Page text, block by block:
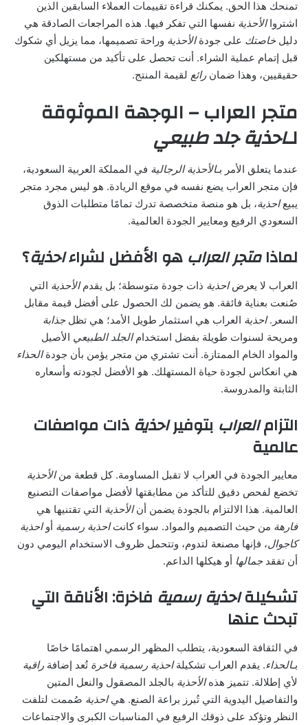
تمنحك هذا الحق. يمكنك قراءة تقييمات العملاء السابقين الذين
اشترواالأحذية نفسها التي تفكر فيها. هذه المراجعات الصادقة هي
دليلخاصتك على جودةالأحذية وراحة تصميمها، مما يزيل أي شكوك
قبل إتمام عملية الشراء. أنت تحصل على تأكيد من مستهلكين
حقيقيين، وهذا ضمان رائع لقيمة المنتج.
متجر العراب – الوجهة الموثوقة
لـاحذية جلد طبيعي
عندما يتعلق الأمر بـالأحذية الرجالية في المملكة العربية السعودية،
فإن متجر العراب يضع نفسه في موقع الريادة. هو ليس مجرد متجر
يبيعاحذية، بل هو منصة متخصصة تدرك تمامًا متطلبات الذوق
السعودي الرفيع ومعايير الجودة العالمية.
لماذامتجر العرابهو الأفضل لشراءاحذية؟
العراب لا يعرضاحذية ذات جودة متوسطة؛ بل يقدمالأحذية التي
صُنعت بعناية فائقة. هو يضمن لك الحصول على أفضل قيمة مقابل
السعر.احذية العراب هي استثمار طويل الأمد؛ هي تظلجذابة
ومريحة لسنوات طويلة بفضل استخدامالجلد الطبيعي الأصيل
والمواد الخام الممتازة. أنت تشتري من متجر يؤمن بأن جودةالحذاء
هي انعكاس لجودة حياة المستهلك. هو الأفضل لجودته وأسعاره
الثابتة والمدروسة.
التزامالعراب بتوفيراحذيةذات مواصفات
عالمية
معايير الجودة في العراب لا تقبل المساومة. كل قطعة منالأحذية
تخضع لفحص دقيق للتأكد من مطابقتها لأفضل مواصفات التصنيع
العالمية. هذا الالتزام بالجودة يضمن أنالأحذية التي تقتنيها هي
فارهة من حيث التصميم والمواد. سواء كانتاحذية رسمية أواحذية
كاجوال، فإنها مصنعة لتدوم، وتتحمل ظروف الاستخدام اليومي دون
أن تفقدجمالها أو هيكلها الداعم.
تشكيلةاحذية رسمية فاخرة: الأناقة التي
تبحث عنها
في الثقافة السعودية، يتطلب المظهر الرسمي اهتمامًا خاصًا
بـالحذاء. يقدم العراب تشكيلةاحذية رسمية فاخرة تُعد إضافة راقية
لأي إطلالة. تتميز هذهالأحذية بالجلد المصقول والنعل المتين
والتفاصيل اليدوية التي تُبرز براعة الصنع. هياحذية صُممت لتلفت
النظر وتؤكد على ذوقك الرفيع في المناسبات الكبرى والاجتماعات